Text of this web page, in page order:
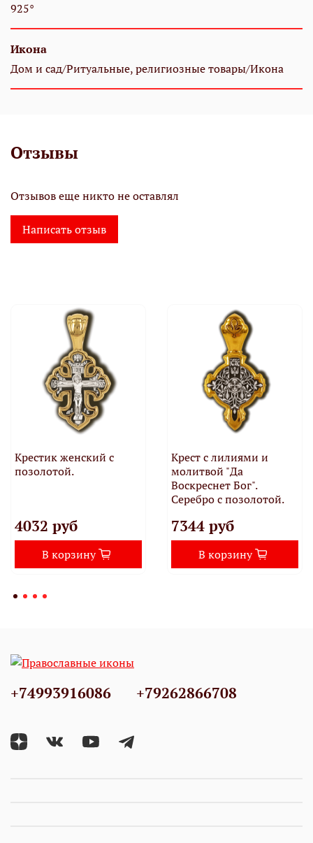
925°
Икона
Дом и сад/Ритуальные, религиозные товары/Икона
Отзывы
Отзывов еще никто не оставлял
Написать отзыв
Крестик женский с
позолотой.
4032 руб
В корзину
Крест с лилиями и
молитвой "Да
Воскреснет Бог".
Серебро с позолотой.
7344 руб
В корзину
+74993916086 +79262866708